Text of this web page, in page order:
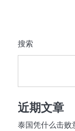
搜索
近期文章
泰国凭什么击败